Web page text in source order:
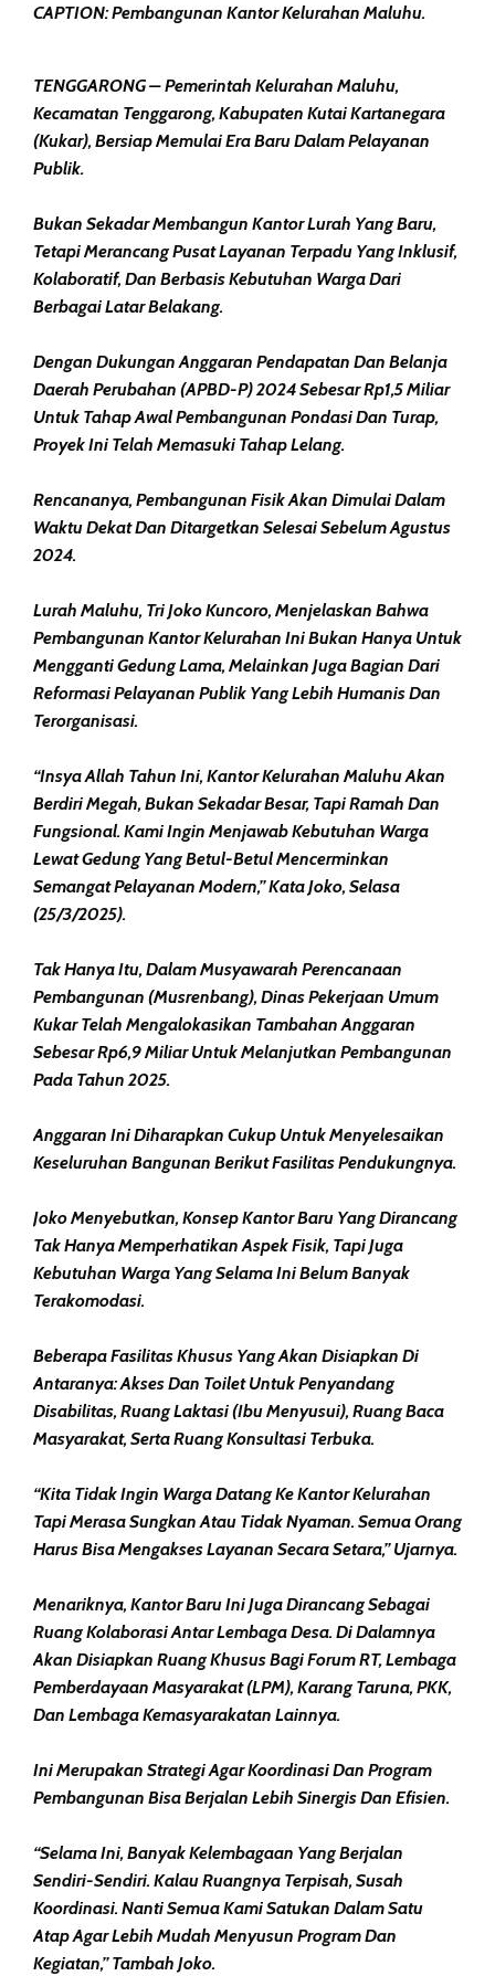
CAPTION: Pembangunan Kantor Kelurahan Maluhu.
TENGGARONG – Pemerintah Kelurahan Maluhu,
Kecamatan Tenggarong, Kabupaten Kutai Kartanegara
(Kukar), Bersiap Memulai Era Baru Dalam Pelayanan
Publik.
Bukan Sekadar Membangun Kantor Lurah Yang Baru,
Tetapi Merancang Pusat Layanan Terpadu Yang Inklusif,
Kolaboratif, Dan Berbasis Kebutuhan Warga Dari
Berbagai Latar Belakang.
Dengan Dukungan Anggaran Pendapatan Dan Belanja
Daerah Perubahan (APBD-P) 2024 Sebesar Rp1,5 Miliar
Untuk Tahap Awal Pembangunan Pondasi Dan Turap,
Proyek Ini Telah Memasuki Tahap Lelang.
Rencananya, Pembangunan Fisik Akan Dimulai Dalam
Waktu Dekat Dan Ditargetkan Selesai Sebelum Agustus
2024.
Lurah Maluhu, Tri Joko Kuncoro, Menjelaskan Bahwa
Pembangunan Kantor Kelurahan Ini Bukan Hanya Untuk
Mengganti Gedung Lama, Melainkan Juga Bagian Dari
Reformasi Pelayanan Publik Yang Lebih Humanis Dan
Terorganisasi.
“Insya Allah Tahun Ini, Kantor Kelurahan Maluhu Akan
Berdiri Megah, Bukan Sekadar Besar, Tapi Ramah Dan
Fungsional. Kami Ingin Menjawab Kebutuhan Warga
Lewat Gedung Yang Betul-Betul Mencerminkan
Semangat Pelayanan Modern,” Kata Joko, Selasa
(25/3/2025).
Tak Hanya Itu, Dalam Musyawarah Perencanaan
Pembangunan (Musrenbang), Dinas Pekerjaan Umum
Kukar Telah Mengalokasikan Tambahan Anggaran
Sebesar Rp6,9 Miliar Untuk Melanjutkan Pembangunan
Pada Tahun 2025.
Anggaran Ini Diharapkan Cukup Untuk Menyelesaikan
Keseluruhan Bangunan Berikut Fasilitas Pendukungnya.
Joko Menyebutkan, Konsep Kantor Baru Yang Dirancang
Tak Hanya Memperhatikan Aspek Fisik, Tapi Juga
Kebutuhan Warga Yang Selama Ini Belum Banyak
Terakomodasi.
Beberapa Fasilitas Khusus Yang Akan Disiapkan Di
Antaranya: Akses Dan Toilet Untuk Penyandang
Disabilitas, Ruang Laktasi (ibu Menyusui), Ruang Baca
Masyarakat, Serta Ruang Konsultasi Terbuka.
“Kita Tidak Ingin Warga Datang Ke Kantor Kelurahan
Tapi Merasa Sungkan Atau Tidak Nyaman. Semua Orang
Harus Bisa Mengakses Layanan Secara Setara,” Ujarnya.
Menariknya, Kantor Baru Ini Juga Dirancang Sebagai
Ruang Kolaborasi Antar Lembaga Desa. Di Dalamnya
Akan Disiapkan Ruang Khusus Bagi Forum RT, Lembaga
Pemberdayaan Masyarakat (LPM), Karang Taruna, PKK,
Dan Lembaga Kemasyarakatan Lainnya.
Ini Merupakan Strategi Agar Koordinasi Dan Program
Pembangunan Bisa Berjalan Lebih Sinergis Dan Efisien.
“Selama Ini, Banyak Kelembagaan Yang Berjalan
Sendiri-Sendiri. Kalau Ruangnya Terpisah, Susah
Koordinasi. Nanti Semua Kami Satukan Dalam Satu
Atap Agar Lebih Mudah Menyusun Program Dan
Kegiatan,” Tambah Joko.